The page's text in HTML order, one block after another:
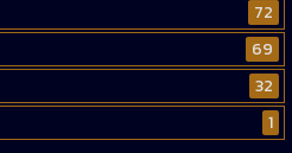
72
69
32
1